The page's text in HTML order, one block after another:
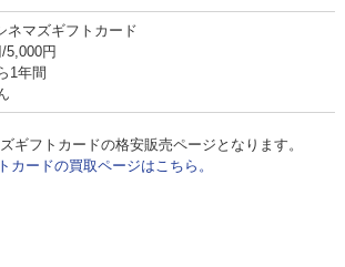
ネマズギフトカード
円
1年間
ギフトカードの格安販売ページとなります。
カードの買取ページはこちら。